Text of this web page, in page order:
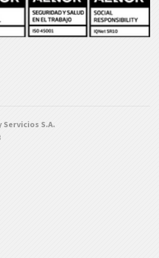
Servicios S.A.